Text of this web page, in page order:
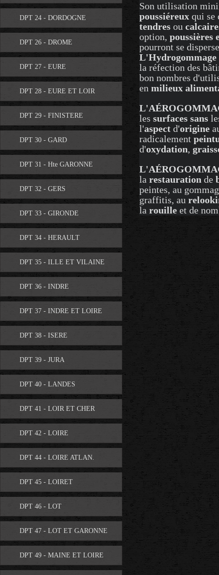
DPT 24 - DORDOGNE
DPT 26 - DROME
DPT 27 - EURE
DPT 28 - EURE ET LOIR
DPT 29 - FINISTERE
DPT 30 - GARD
DPT 31 - Hte GARONNE
DPT 32 - GERS
DPT 33 - GIRONDE
DPT 34 - HERAULT
DPT 35 - ILLE ET VILAINE
DPT 36 - INDRE
DPT 37 - INDRE ET LOIRE
DPT 38 - ISERE
DPT 39 - JURA
DPT 40 - LANDES
DPT 41 - LOIR ET CHER
DPT 42 - LOIRE
DPT 44 - LOIRE ATLAN.
DPT 45 - LOIRET
DPT 46 - LOT
DPT 47 - LOT ET GARONNE
DPT 49 - MAINE ET LOIRE
Son utilisation
poussiéreux qui se
tendres ou
option, poussières
pourront se
L'Hydrogommage
la réfection des
bon nombres
en milieux
les surfaces sans
l'aspect d'origine
radicalement
d'oxydation,
la restauration de
peintes, au
graffitis, au
la rouille et de